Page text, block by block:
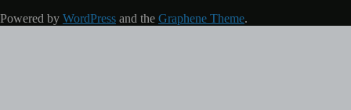
Powered by WordPress and the Graphene Theme.